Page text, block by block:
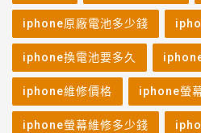
iphone原廠電池多少錢
iphone換電池要多久
iphone維修價格 iphone螢
iphone螢幕維修多少錢